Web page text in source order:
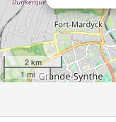
2 km
1 mi